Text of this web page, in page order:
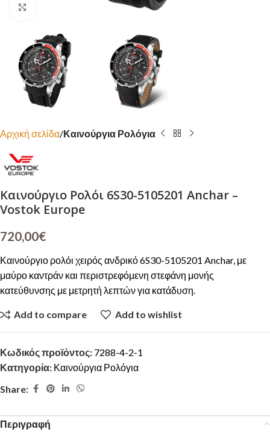
Αρχική σελίδα Καινούργια Ρολόγια
Καινούργιο Ρολόι 6S30-5105201 Anchar –
Vostok Europe
720,00€
Καινούργιο ρολόι χειρός ανδρικό 6S30-5105201 Anchar, με
μαύρο καντράν και περιστρεφόμενη στεφάνη μονής
κατεύθυνσης με μετρητή λεπτών για κατάδυση.
Add to compare Add to wishlist
Κωδικός προϊόντος: 7288-4-2-1
Κατηγορία: Καινούργια Ρολόγια
Share:
Περιγραφή